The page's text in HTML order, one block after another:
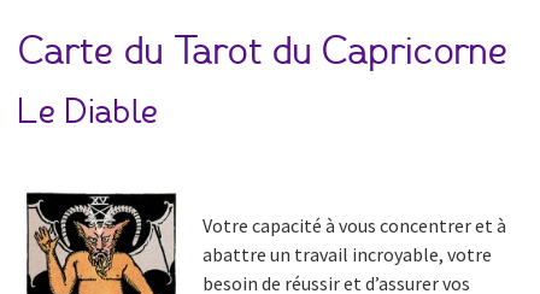
Carte du Tarot du Capricorne
Le Diable
Votre capacité à vous concentrer et à
abattre un travail incroyable, votre
besoin de réussir et d’assurer vos